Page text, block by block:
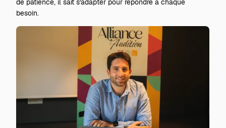
de patience, il sait s'adapter pour répondre à chaque
besoin.